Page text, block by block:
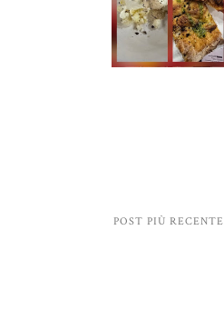
POST PIÙ RECENTE